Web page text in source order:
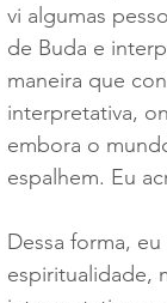
vi algumas
de Buda e
maneira que
interpretativa,
embora o
espalhem. Eu
Dessa forma,
espiritualidade,